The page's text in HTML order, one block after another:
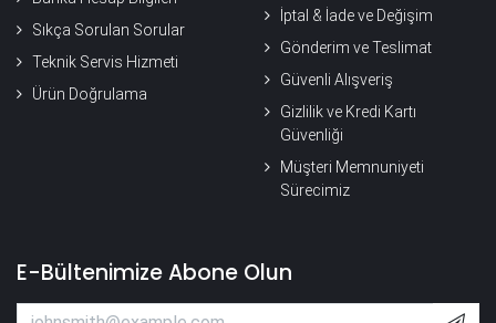
Sıkça Sorulan Sorular
Teknik Servis Hizmeti
Ürün Doğrulama
İptal & İade ve Değişim
Gönderim ve Teslimat
Güvenli Alışveriş
Gizlilik ve Kredi Kartı
Güvenliği
Müşteri Memnuniyeti
Sürecimiz
E-Bültenimize Abone Olun